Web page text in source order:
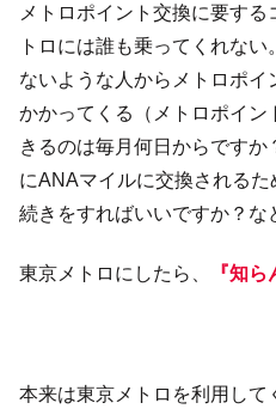
メトロポイント交換に要す
トロには誰も乗ってくれな
ないような人からメトロポ
かかってくる（メトロポイ
きるのは毎月何日からですか
にANAマイルに交換される
続きをすればいいですか？な
東京メトロにしたら、 『知ら
本来は東京メトロを利用して